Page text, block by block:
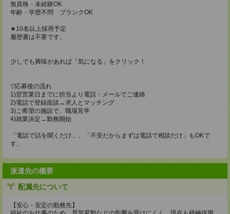
無資格・未経験OK
年齢・学歴不問 ブランクOK
★10名以上採用予定
履歴書は不要です。
少しでも興味があれば「気になる」をクリック！
▽応募後の流れ
1)翌営業日までに担当より電話・メールでご連絡
2)電話で登録面談→求人とマッチング
3)ご希望の施設で、職場見学
4)就業決定→勤務開始
「電話で話を聞くだけ」、「不安だからまずは電話で相談だけ」もOKで
す。
派遣先の概要
配属先について
【安心・安定の勤務先】